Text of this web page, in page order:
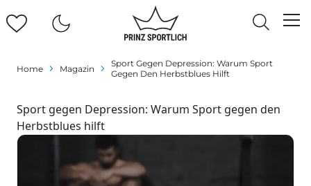
Home Magazin
Sport Gegen Depression: Warum Sport
Gegen Den Herbstblues Hilft
Sport gegen Depression: Warum Sport gegen den
Herbstblues hilft